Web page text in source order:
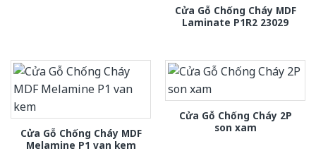
Cửa Gỗ Chống Cháy MDF
Laminate P1R2 23029
Cửa Gỗ Chống Cháy MDF
Melamine P1 van kem
Cửa Gỗ Chống Cháy 2P
son xam